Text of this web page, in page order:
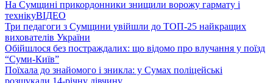
На Сумщині прикордонники знищили ворожу гармату і
технікуВІДЕО
Три педагоги з Сумщини увійшли до ТОП-25 найкращих
вихователів України
Обійшлося без постраждалих: що відомо про влучання у поїзд
“Суми-Київ”
Поїхала до знайомого і зникла: у Сумах поліцейські
розшукали 14-річну дівчину